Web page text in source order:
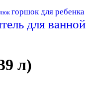
люк горшок для ребенка
для ванной
л)